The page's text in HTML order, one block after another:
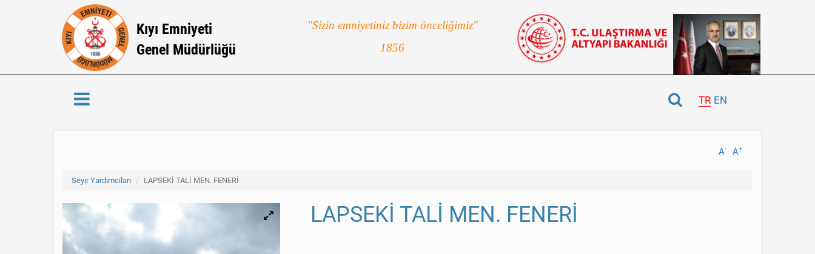
Kıyı Emniyeti
Genel Müdürlüğü
"Sizin emniyetiniz bizim önceliğimiz"
1856
TR EN
A+
A-
Seyir Yardımcıları LAPSEKİ TALİ MEN. FENERİ
LAPSEKİ TALİ MEN. FENERİ